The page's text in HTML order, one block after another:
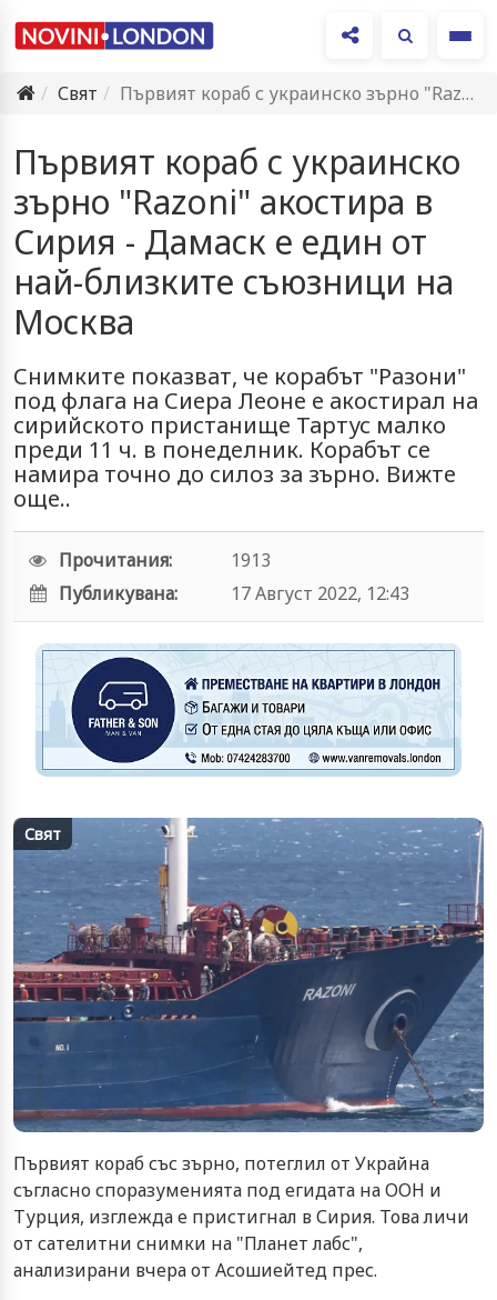
Свят
Първият кораб с украинско зърно "Razoni" акостира в Сирия -…
Първият кораб с украинско
зърно "Razoni" акостира в
Сирия - Дамаск е един от
най-близките съюзници на
Москва
Снимките показват, че корабът "Разони"
под флага на Сиера Леоне е акостирал на
сирийското пристанище Тартус малко
преди 11 ч. в понеделник. Корабът се
намира точно до силоз за зърно. Вижте
още..
Прочитания:
1913
Публикувана:
17 Август 2022, 12:43
Свят
Първият кораб със зърно, потеглил от Украйна
съгласно споразуменията под егидата на ООН и
Турция, изглежда е пристигнал в Сирия. Това личи
от сателитни снимки на "Планет лабс",
анализирани вчера от Асошиейтед прес.